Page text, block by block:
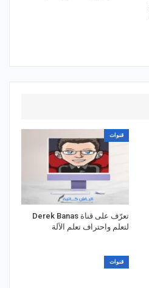
قنوات
تعرّف على قناة Derek Banas
لتعلم واحتراف تعلم الآلة
قنوات